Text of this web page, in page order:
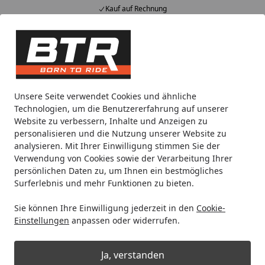
Unsere Seite verwendet Cookies und ähnliche
Technologien, um die Benutzererfahrung auf unserer
Website zu verbessern, Inhalte und Anzeigen zu
personalisieren und die Nutzung unserer Website zu
analysieren. Mit Ihrer Einwilligung stimmen Sie der
Verwendung von Cookies sowie der Verarbeitung Ihrer
persönlichen Daten zu, um Ihnen ein bestmögliches
Surferlebnis und mehr Funktionen zu bieten.
Sie können Ihre Einwilligung jederzeit in den Cookie-
Einstellungen anpassen oder widerrufen.
Ja, verstanden
Kauf auf Rechnung
Alle Produkte
Mein Konto
Suchen
Noch 1 Tag und 8 Stunden
Spare bis zu 35% auf EVOLIFT® Zentralständer
von BTR!
Startseite
Motorradteile & Ersatzteile Anbauteile Smartphone
Kappa Smartphonetasche KS952B